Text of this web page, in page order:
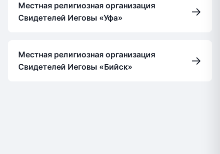
Местная религиозная организация
Свидетелей Иеговы «Уфа»
→
Местная религиозная организация
Свидетелей Иеговы «Бийск»
→